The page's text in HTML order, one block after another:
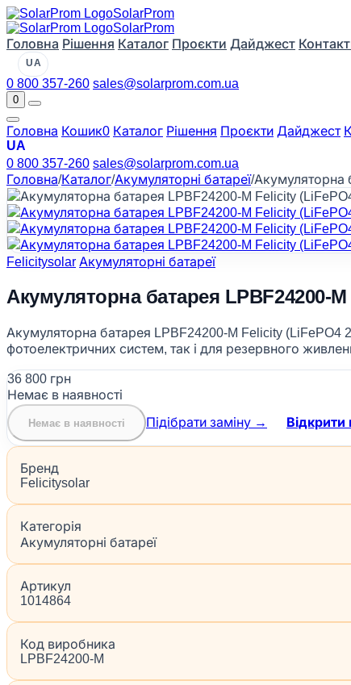
SolarProm
SolarProm
Головна Рішення Каталог Проєкти Дайджест
UA
0 800 357-260 sales@solarprom.com.ua
0
Головна Кошик0 Каталог Рішення Проєкти Дайджест
UA
0 800 357-260 sales@solarprom.com.ua
Головна/Каталог/Акумуляторні батареї/Акумуляторна
Felicitysolar Акумуляторні батареї
Акумуляторна батарея LPBF24200-
Акумуляторна батарея LPBF24200-M Felicity (LiFePO4
фотоелектричних систем, так і для резервного
36 800 грн
Немає в наявності
Немає в наявності Підібрати заміну → Відкрити
Бренд
Felicitysolar
Категорія
Акумуляторні батареї
Артикул
1014864
Код виробника
LPBF24200-M